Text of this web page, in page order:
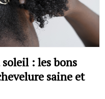
: les bons
saine et